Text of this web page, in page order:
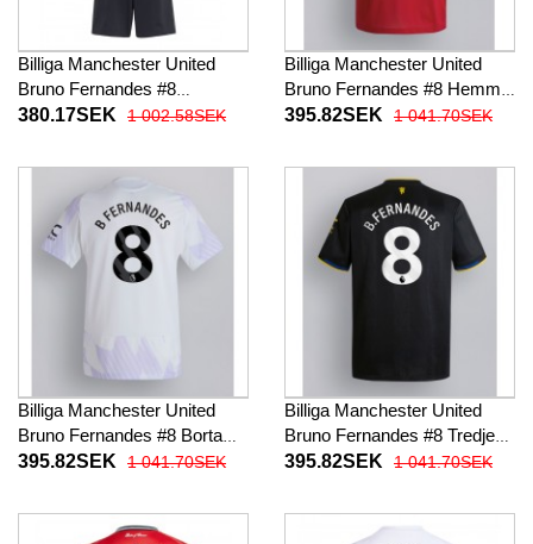
Billiga Manchester United
Bruno Fernandes #8
Barnkläder Tredje
26 Kortärmad (+ Korta byxor)
380.17SEK 1 002.58SEK
Billiga Manchester United
Bruno Fernandes #8 Hemma
fotbollskläder 2025-26
395.82SEK 1 041.70SEK
Billiga Manchester United
Bruno Fernandes #8 Borta
fotbollskläder 2025-26
395.82SEK 1 041.70SEK
Billiga Manchester United
Bruno Fernandes #8 Tredje
fotbollskläder 2025-26
395.82SEK 1 041.70SEK